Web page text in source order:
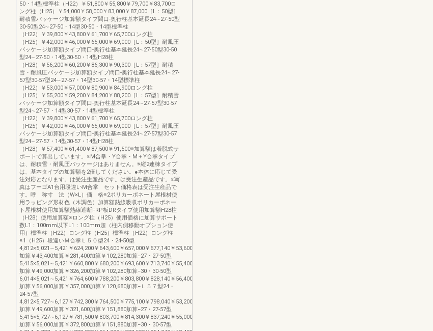
50・14型標準柱（H22）￥51,800￥55,800￥79,700￥83,700ロ
ング柱（H25）￥54,000￥58,000￥83,000￥87,000［L：50型］
耐積雪パッケージ加算額タイプ間口-奥行柱基本延長24∼27-50型
30-50型24∼27-50・14型30-50・14型標準柱
（H22）￥39,800￥43,800￥61,700￥65,700ロング柱
（H25）￥42,000￥46,000￥65,000￥69,000［L：50型］耐風圧
パッケージ加算額タイプ間口-奥行柱基本延長24∼27-50型30-50
型24∼27-50・14型30-50・14型H28柱
（H28）￥56,200￥60,200￥86,300￥90,300［L：57型］耐積
雪・耐風圧パッケージ加算額タイプ間口-奥行柱基本延長24∼27-
57型30-57型24∼27-57・14型30-57・14型標準柱
（H22）￥53,000￥57,000￥80,900￥84,900ロング柱
（H25）￥55,200￥59,200￥84,200￥88,200［L：57型］耐積雪
パッケージ加算額タイプ間口-奥行柱基本延長24∼27-57型30-57
型24∼27-57・14型30-57・14型標準柱
（H22）￥39,800￥43,800￥61,700￥65,700ロング柱
（H25）￥42,000￥46,000￥65,000￥69,000［L：57型］耐風圧
パッケージ加算額タイプ間口-奥行柱基本延長24∼27-57型30-57
型24∼27-57・14型30-57・14型H28柱
（H28）￥57,400￥61,400￥87,500￥91,500※加算額は着脱式サ
ポートで算出しています。※M合掌・Y合掌・M＋Y合掌タイプ
は、耐積雪・耐風圧パッケージはありません。※縦2連棟タイプ
は、基本タイプの加算額を2倍してください。●本体に応じて受
注対応となります。は受注生産品です。は受注生産品です。※写
真はフーゴA1台用段違いM合掌 セット価格表は受注生産品で
す。呼 称寸 法（W×L）価 格※2ポリカーボネート屋根材使
用ラッピング形材色（木調色）加算額熱線吸収ポリカーボネー
ト屋根材使用加算額熱線遮断FRP板DRタイプ使用加算額H28柱
（H28）使用加算額※ロング柱（H25）使用価格に加算サポート
数L1：100mm以下L1：100mm超（柱内側移動オプション使
用）標準柱（H22）ロング柱（H25）標準柱（H22）ロング柱
※1（H25）段違いＭ合掌Ｌ５０型24・24-50型
4,812×5,021∼5,421￥624,200￥643,600￥657,000￥677,140￥53,600
加算￥43,400加算￥281,400加算￥102,280加算−27・27-50型
5,415×5,021∼5,421￥660,800￥680,200￥693,600￥713,740￥55,400
加算￥49,000加算￥326,200加算￥102,280加算−30・30-50型
6,014×5,021∼5,421￥764,600￥788,200￥803,800￥828,140￥56,400
加算￥56,000加算￥357,000加算￥120,680加算−Ｌ５７型24・
24-57型
4,812×5,727∼6,127￥742,300￥764,500￥775,100￥798,040￥53,200
加算￥49,600加算￥321,600加算￥151,880加算−27・27-57型
5,415×5,727∼6,127￥781,500￥803,700￥814,300￥837,240￥55,000
加算￥56,000加算￥372,800加算￥151,880加算−30・30-57型